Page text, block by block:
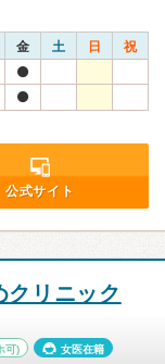
金 土 日 祝
公式サイト
クリニック
可) 女医在籍